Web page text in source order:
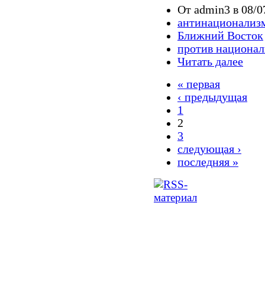
От admin3 в 08/
Ближний Восток
против
Читать далее
« первая
‹ предыдущая
1
2
3
следующая ›
последняя »